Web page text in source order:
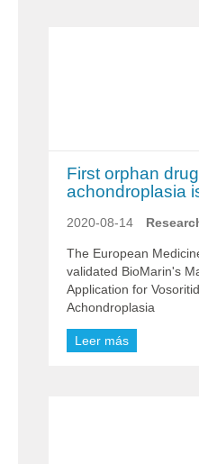
First orphan
achondroplasia
2020-08-14
The European
validated BioMarin's
Application for
Achondroplasia
Leer más